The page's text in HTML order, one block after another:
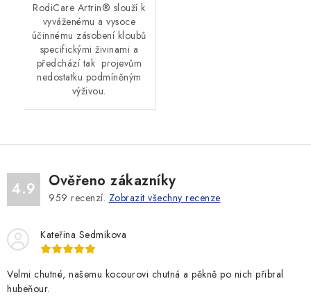
RodiCare Artrin® slouží k
vyváženému a vysoce
účinnému zásobení kloubů
specifickými živinami a
předchází tak projevům
nedostatku podmíněným
výživou.
4.9 Ověřeno zákazníky
959 recenzí. Zobrazit všechny recenze
Kateřina Sedmikova
Velmi chutné, našemu kocourovi chutná a pěkně po nich přibral
hubeňour.